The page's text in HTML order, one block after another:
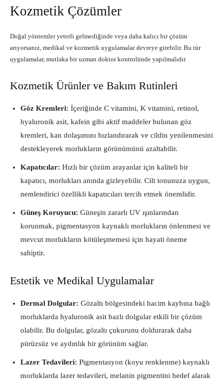
Kozmetik Çözümler
Doğal yöntemler yeterli gelmediğinde veya daha kalıcı bir çözüm
arıyorsanız, medikal ve kozmetik uygulamalar devreye girebilir. Bu tür
uygulamalar, mutlaka bir uzman doktor kontrolünde yapılmalıdır.
Kozmetik Ürünler ve Bakım Rutinleri
Göz Kremleri: İçeriğinde C vitamini, K vitamini, retinol,
hyaluronik asit, kafein gibi aktif maddeler bulunan göz
kremleri, kan dolaşımını hızlandırarak ve cildin yenilenmesini
destekleyerek morlukların görünümünü azaltabilir.
Kapatıcılar: Hızlı bir çözüm arayanlar için kaliteli bir
kapatıcı, morlukları anında gizleyebilir. Cilt tonunuza uygun,
nemlendirici özellikli kapatıcıları tercih etmek önemlidir.
Güneş Koruyucu: Güneşin zararlı UV ışınlarından
korunmak, pigmentasyon kaynaklı morlukların önlenmesi ve
mevcut morlukların kötüleşmemesi için hayati öneme
sahiptir.
Estetik ve Medikal Uygulamalar
Dermal Dolgular: Gözaltı bölgesindeki hacim kaybına bağlı
morluklarda hyaluronik asit bazlı dolgular etkili bir çözüm
olabilir. Bu dolgular, gözaltı çukurunu doldurarak daha
pürüzsüz ve aydınlık bir görünüm sağlar.
Lazer Tedavileri: Pigmentasyon (koyu renklenme) kaynaklı
morluklarda lazer tedavileri, melanin pigmentini hedef alarak